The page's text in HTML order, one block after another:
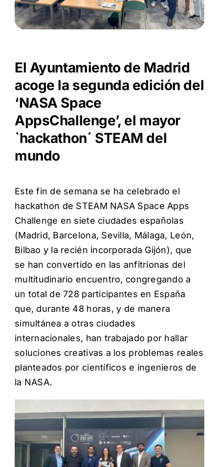
Contacto
Buscar:
El Ayuntamiento de Madrid
acoge la segunda edición del
‘NASA Space
AppsChallenge’, el mayor
`hackathon´ STEAM del
mundo
Este fin de semana se ha celebrado el
hackathon de STEAM NASA Space Apps
Challenge en siete ciudades españolas
(Madrid, Barcelona, Sevilla, Málaga, León,
Bilbao y la recién incorporada Gijón), que
se han convertido en las anfitrionas del
multitudinario encuentro, congregando a
un total de 728 participantes en España
que, durante 48 horas, y de manera
simultánea a otras ciudades
internacionales, han trabajado por hallar
soluciones creativas a los problemas reales
planteados por científicos e ingenieros de
la NASA.